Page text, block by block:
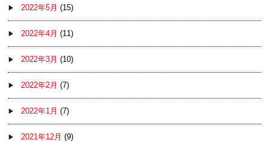
2022年5月 (15)
2022年4月 (11)
2022年3月 (10)
2022年2月 (7)
2022年1月 (7)
2021年12月 (9)